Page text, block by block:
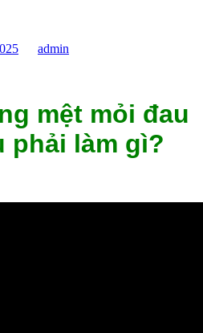
admin
mệt mỏi đau
phải làm gì?